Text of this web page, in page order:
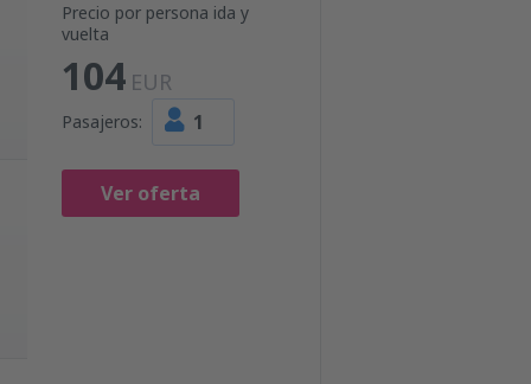
Precio por persona ida y
vuelta
104 EUR
Pasajeros: 1
Ver oferta